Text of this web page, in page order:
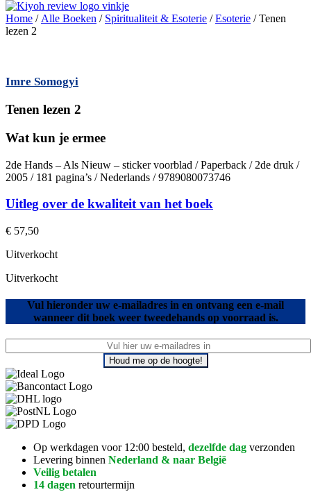
Home / Alle Boeken / Spiritualiteit & Esoterie /Esoterie / Tenen
lezen 2
Imre Somogyi
Tenen lezen 2
Wat kun je ermee
2de Hands – Als Nieuw – sticker voorblad / Paperback / 2de druk /
2005 / 181 pagina’s / Nederlands / 9789080073746
Uitleg over de kwaliteit van het boek
€ 57,50
Uitverkocht
Uitverkocht
Vul hieronder uw e-mailadres in en ontvang een e-mail
wanneer dit boek weer tweedehands op voorraad is.
Houd me op de hoogte!
Op werkdagen voor 12:00 besteld, dezelfde dag verzonden
Levering binnen Nederland & naar België
Veilig betalen
14 dagen retourtermijn